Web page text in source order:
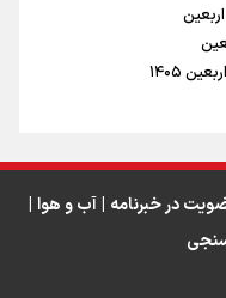
تا شهرهای زیارتی
در خبرنامه | آب و هوا |